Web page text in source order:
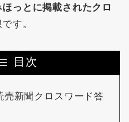
っとに掲載されたクロ
す。
目次
売新聞クロスワード答